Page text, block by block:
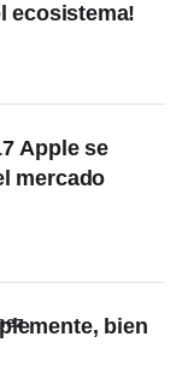
ecosistema!
Apple se
mercado
bien